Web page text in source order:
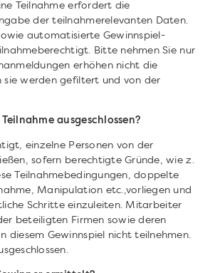
Teilnahme erfordert die
der teilnahmerelevanten Daten.
automatisierte Gewinnspiel-
Bitte nehmen Sie nur
erhöhen nicht die
sie werden gefiltert und von der
ausgeschlossen?
einzelne Personen von der
sofern berechtigte Gründe, wie z.
Teilnahmebedingungen, doppelte
Manipulation etc.,vorliegen und
Schritte einzuleiten. Mitarbeiter
beteiligten Firmen sowie deren
diesem Gewinnspiel nicht teilnehmen.